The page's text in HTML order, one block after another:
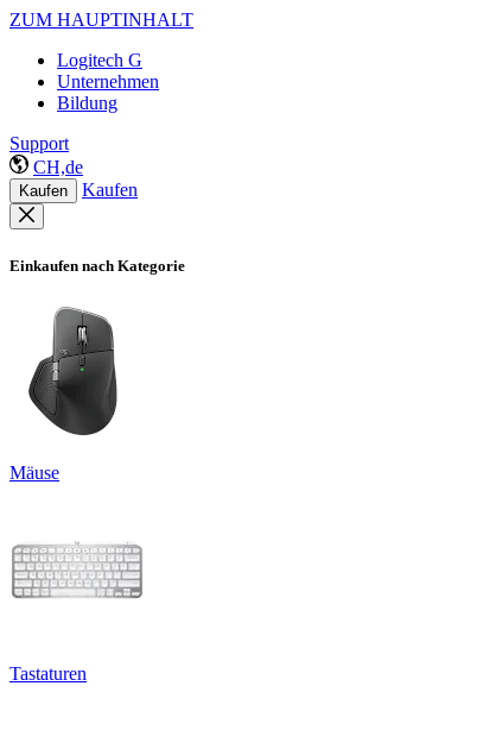
ZUM HAUPTINHALT
Logitech G
Unternehmen
Bildung
Support
CH,de
Kaufen Kaufen
Einkaufen nach Kategorie
Mäuse
Tastaturen